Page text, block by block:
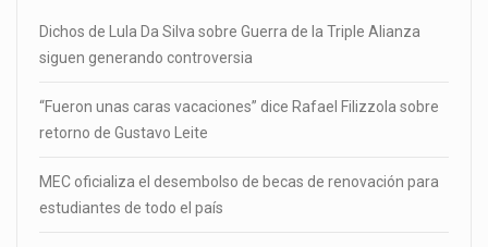
Dichos de Lula Da Silva sobre Guerra de la Triple Alianza
siguen generando controversia
“Fueron unas caras vacaciones” dice Rafael Filizzola sobre
retorno de Gustavo Leite
MEC oficializa el desembolso de becas de renovación para
estudiantes de todo el país